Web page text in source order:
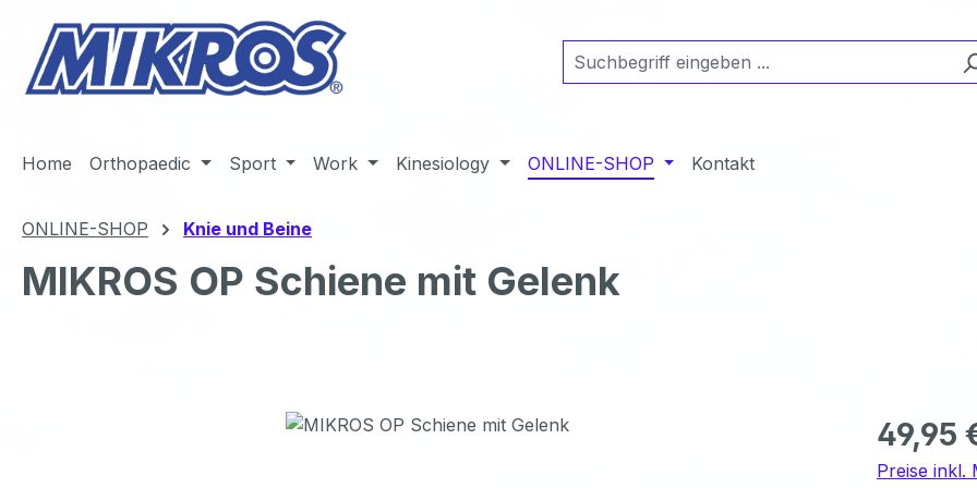
Hauptinhalt springen
Zur Suche springen
Zur Hauptnavigation springen
Home Orthopaedic Sport Work Kinesiology ONLINE-SHOP Kontakt
ONLINE-SHOP Knie und Beine
MIKROS OP Schiene mit Gelenk
Regulärer
49,95
Preise inkl.